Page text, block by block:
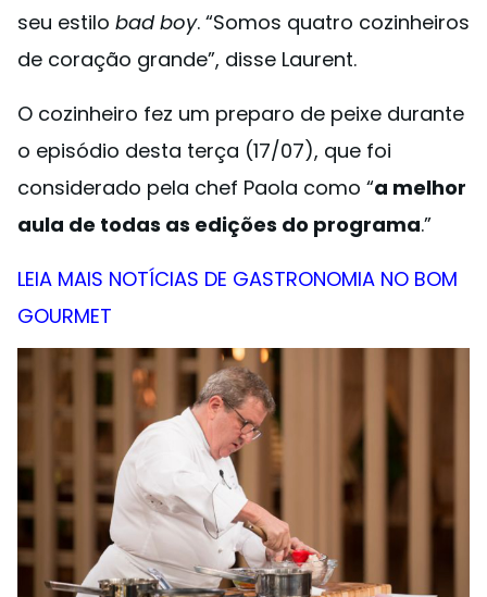
seu estilo bad boy. “Somos quatro cozinheiros
de coração grande”, disse Laurent.
O cozinheiro fez um preparo de peixe durante
o episódio desta terça (17/07), que foi
considerado pela chef Paola como “a melhor
aula de todas as edições do programa.”
LEIA MAIS NOTÍCIAS DE GASTRONOMIA NO BOM
GOURMET